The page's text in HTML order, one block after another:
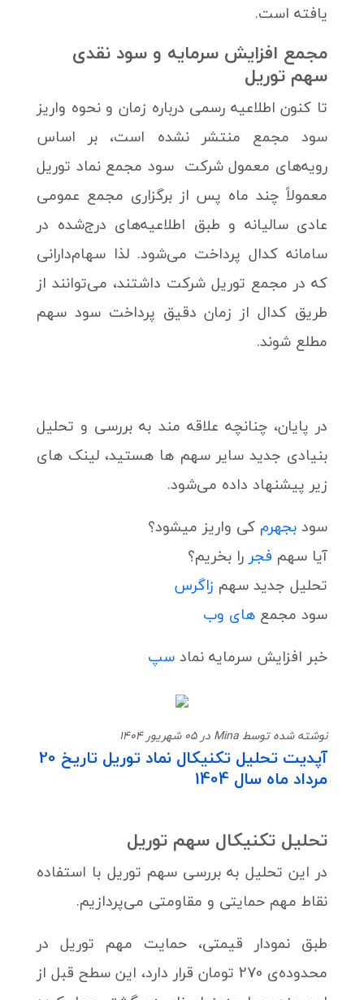
یافته است.
مجمع افزایش سرمایه و سود نقدی
سهم توریل
تا کنون اطلاعیه رسمی درباره زمان و نحوه واریز
سود مجمع منتشر نشده است، بر اساس
رویه‌های معمول شرکت سود مجمع نماد توریل
معمولاً چند ماه پس از برگزاری مجمع عمومی
عادی سالیانه و طبق اطلاعیه‌های درج‌شده در
سامانه کدال پرداخت می‌شود. لذا سهام‌دارانی
که در مجمع توریل شرکت داشتند، می‌توانند از
طریق کدال از زمان دقیق پرداخت سود سهم
مطلع شوند.
در پایان، چنانچه علاقه مند به بررسی و تحلیل
بنیادی جدید سایر سهم ها هستید، لینک های
زیر پیشنهاد داده می‌شود.
سودبجهرم کی واریز میشود؟
آیا سهم فجر را بخریم؟
تحلیل جدید سهم زاگرس
سود مجمع های وب
خبر افزایش سرمایه نمادسپ
نوشته شده توسط Mina در 05 شهریور 1404
آپدیت تحلیل تکنیکال نماد توریل تاریخ 20
مرداد ماه سال 1404
تحلیل تکنیکال سهم توریل
در این تحلیل به بررسی سهم توریل با استفاده
نقاط مهم حمایتی و مقاومتی می‌پردازیم.
طبق نمودار قیمتی، حمایت مهم توریل در
محدوده‌ی 270 تومان قرار دارد، این سطح قبل از